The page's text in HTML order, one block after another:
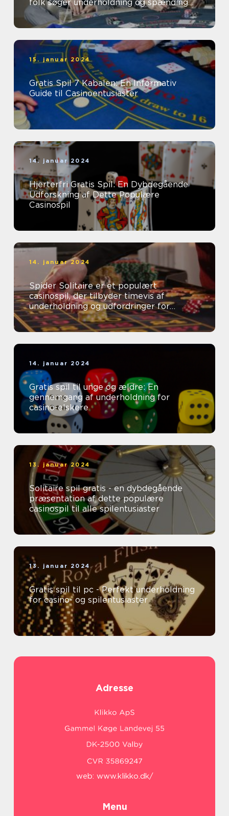
folk søger underholdning og spænding
lige fra komforten i deres eget ...
15. januar 2024
Gratis Spil 7 Kabalen: En Informativ
Guide til Casinoentusiaster
14. januar 2024
Hjerterfri Gratis Spil: En Dybdegående
Udforskning af Dette Populære
Casinospil
14. januar 2024
Spider Solitaire er et populært
casinospil, der tilbyder timevis af
underholdning og udfordringer for
casinospillere over hele verden
14. januar 2024
Gratis spil til unge og ældre: En
gennemgang af underholdning for
casino-elskere
13. januar 2024
Solitaire spil gratis - en dybdegående
præsentation af dette populære
casinospil til alle spilentusiaster
13. januar 2024
Gratis spil til pc - Perfekt underholdning
for casino- og spilentusiaster
Adresse
web: www.klikko.dk/
Menu